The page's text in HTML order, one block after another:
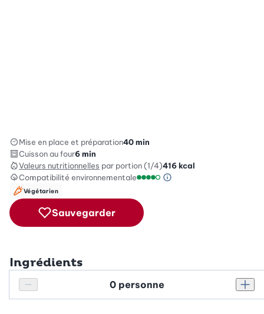
Mise en place et préparation40 min
Cuisson au four6 min
Valeurs nutritionnelles par portion (1/4)416kcal
Compatibilité environnementale
Information sur
Végétarien
Sauvegarder
Ingrédients
Réduire le nombre de personnes
Personnes